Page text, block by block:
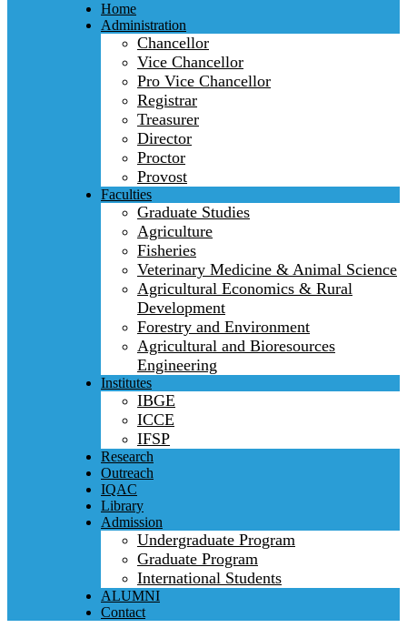
Home
Administration
Chancellor
Vice Chancellor
Pro Vice Chancellor
Registrar
Treasurer
Director
Proctor
Provost
Faculties
Graduate Studies
Agriculture
Fisheries
Veterinary Medicine & Animal Science
Agricultural Economics & Rural
Development
Forestry and Environment
Agricultural and Bioresources
Engineering
Institutes
IBGE
ICCE
IFSP
Research
Outreach
IQAC
Library
Admission
Undergraduate Program
Graduate Program
International Students
ALUMNI
Contact